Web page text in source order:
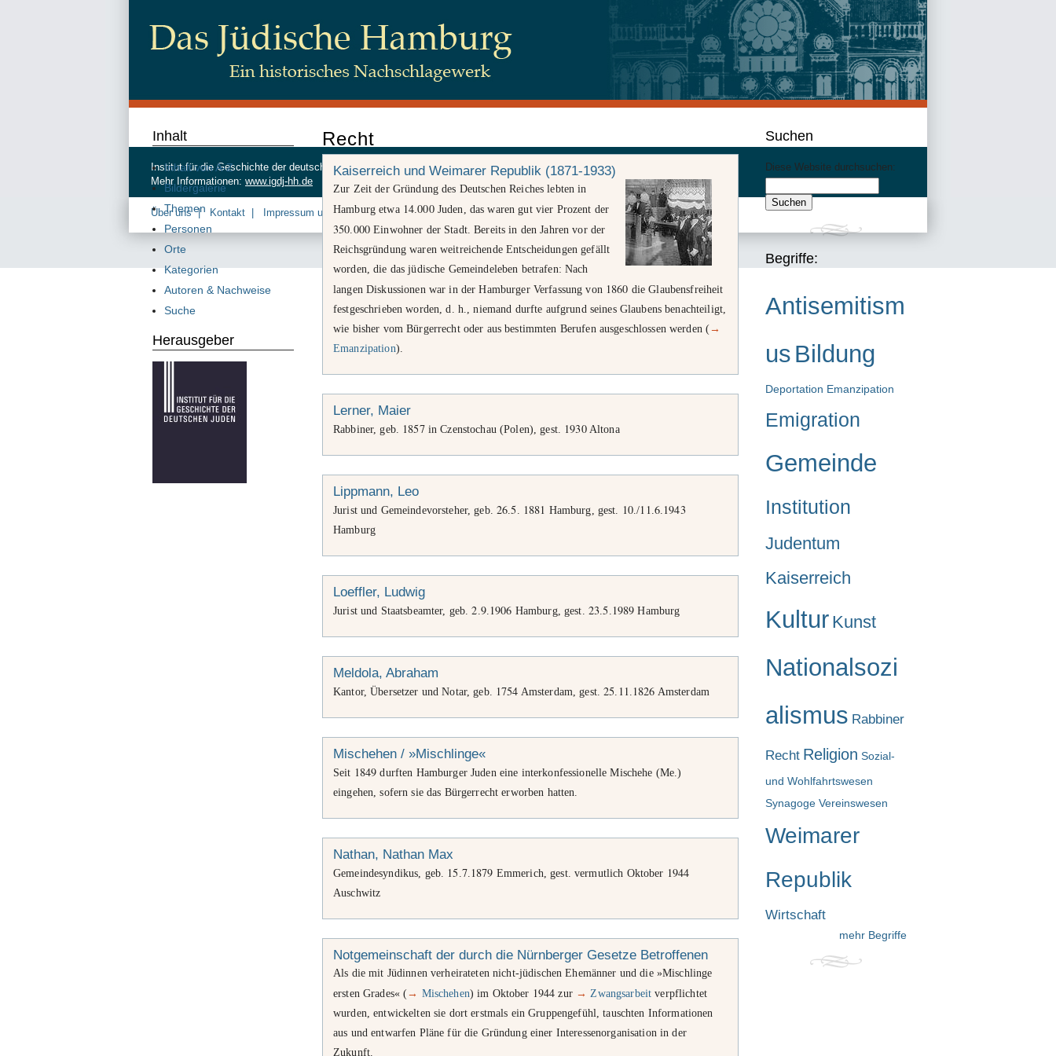
Recht
Kaiserreich und Weimarer Republik (1871-1933)
Zur Zeit der Gründung des Deutschen Reiches lebten in
Hamburg etwa 14 .000Juden, das waren gut vier Prozent der
350 000 Einwohner der Stadt. Bereits in den Jahren vor der
Reichsgründung waren weitreichende Entscheidungen gefällt
worden, die das jüdische Gemeindeleben betrafen: Nach
langen Diskussionen war in der Hamburger Verfassung von 1860 die Glaubensfreiheit
festgeschrieben worden, d. h., niemand durfte aufgrund seines Glaubens benachteiligt,
wie bisher vom Bürgerrecht oder aus bestimmten Berufen ausgeschlossen werden (→
Emanzipation).
Lerner, Maier
Rabbiner, geb. 1857in Czenstochau (Polen), gest. 1930Altona
Lippmann, Leo
Jurist und Gemeindevorsteher, geb. 26 .5 1881 Hamburg, gest. 10 ./11 6. 1943
Hamburg
Loeffler, Ludwig
Jurist und Staatsbeamter, geb.2 9. 1906 Hamburg, gest. 23 .5 1989 Hamburg
Meldola, Abraham
Kantor, Übersetzer und Notar, geb. 1754 Amsterdam, gest.25 11 1826 Amsterdam
Mischehen / »Mischlinge«
Seit 1849 durften Hamburger Juden eine interkonfessionelle Mischehe (Me.)
eingehen, sofern sie das Bürgerrecht erworben hatten.
Nathan, Nathan Max
Gemeindesyndikus, geb. 15 7. 1879 Emmerich, gest. vermutlich Oktober 1944
Auschwitz
Notgemeinschaft der durch die Nürnberger Gesetze Betroffenen
Als die mit Jüdinnen verheirateten nicht-jüdischen Ehemänner und die »Mischlinge
ersten Grades« (→ Mischehen) im Oktober 1944 zur → Zwangsarbeit verpflichtet
wurden, entwickelten sie dort erstmals ein Gruppengefühl, tauschten Informationen
aus und entwarfen Pläne für die Gründung einer Interessenorganisation in der
Zukunft.
Inhalt
Inhalt von A-Z
Bildergalerie
Themen
Personen
Orte
Kategorien
Autoren & Nachweise
Suche
Herausgeber
Suchen
Diese Website durchsuchen:
Begriffe:
Antisemitism
us Bildung
Deportation Emanzipation
Emigration
Gemeinde
Institution
Judentum
Kaiserreich
Kultur Kunst
Nationalsozi
alismus Rabbiner
Recht Religion Sozial-
und Wohlfahrtswesen
Synagoge Vereinswesen
Weimarer
Republik
Wirtschaft
mehr Begriffe
Institut für die Geschichte der deutschen Juden, Beim Schlump 83, 20144 Hamburg
Mehr Informationen: www.igdj-hh.de
Über uns Kontakt Impressum und Datenschutz